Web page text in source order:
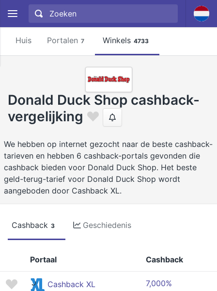
Huis Portalen 7 Winkels 4733
Donald Duck Shop cashback-
vergelijking
We hebben op internet gezocht naar de beste cashback-
tarieven en hebben 6 cashback-portals gevonden die
cashback bieden voor Donald Duck Shop. Het beste
geld-terug-tarief voor Donald Duck Shop wordt
aangeboden door Cashback XL.
Cashback 3 Geschiedenis
Portaal Cashback
Cashback XL 7,000%